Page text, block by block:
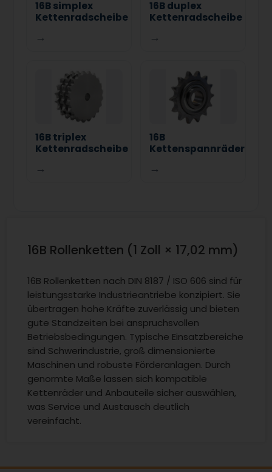
16B simplex
Kettenradscheibe
→
16B duplex
Kettenradscheibe
→
16B triplex
Kettenradscheibe
→
16B
Kettenspannräder
→
16B Rollenketten (1 Zoll × 17,02 mm)
16B Rollenketten nach DIN 8187 / ISO 606 sind für
leistungsstarke Industrieantriebe konzipiert. Sie
übertragen hohe Kräfte zuverlässig und bieten
gute Standzeiten bei anspruchsvollen
Betriebsbedingungen. Typische Einsatzbereiche
sind Schwerindustrie, groß dimensionierte
Maschinen und robuste Förderanlagen. Durch
genormte Maße lassen sich kompatible
Kettenräder und Anbauteile sicher auswählen,
was Service und Austausch deutlich
vereinfacht.